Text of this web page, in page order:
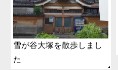
雪が谷大塚を散歩しまし
た